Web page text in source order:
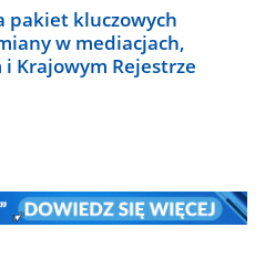
pakiet kluczowych
w mediacjach,
Krajowym Rejestrze